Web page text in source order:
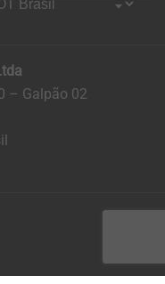
– Galpão 02